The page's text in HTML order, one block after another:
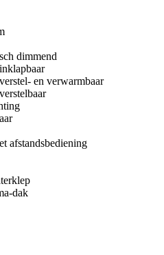
dimmend
en verwarmbaar
afstandsbediening
dak